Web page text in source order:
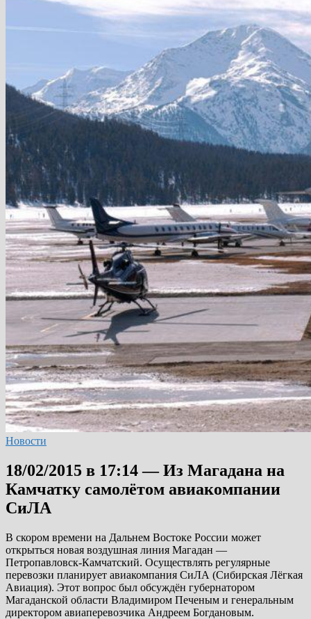
Новости
18/02/2015 в 17:14 — Из Магадана на
Камчатку самолётом авиакомпании
СиЛА
В скором времени на Дальнем Востоке России может
открыться новая воздушная линия Магадан —
Петропавловск-Камчатский. Осуществлять регулярные
перевозки планирует авиакомпания СиЛА (Сибирская Лёгкая
Авиация). Этот вопрос был обсуждён губернатором
Магаданской области Владимиром Печеным и генеральным
директором авиаперевозчика Андреем Богдановым.